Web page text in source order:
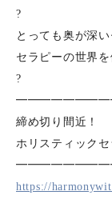
?
とっても奥が深
セラピーの世界
?
締め切り間近！
ホリスティック
https://